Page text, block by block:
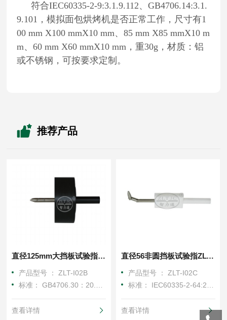
符合IEC60335-2-9:3.1.9.112、GB4706.14:3.1.
9.101 ，模拟面包烘烤机是否正常工作，尺寸有1
00 mm X100 mmX10 mm、85 mm X85 mmX10 m
m、60 mm X60 mmX10 mm ，重30g ，材质：铝
或不锈钢，可按要求定制。
推荐产品
直径125mm大挡板试验指ZLT-I02B
产品型号 ： ZLT-I02B
标准： GB4706.30：20.2、IEC60335-2-14：20.2
查看详情
直径56非圆挡板试验指ZLT-I02C
产品型号 ： ZLT-I02C
标准： IEC60335-2-64:20.2条款,GB4706-38:20.2条款
查看详情